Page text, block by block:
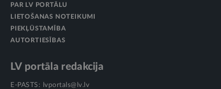
PAR LV PORTĀLU
LIETOŠANAS NOTEIKUMI
PIEKĻŪSTAMĪBA
AUTORTIESĪBAS
LV portāla redakcija
E-PASTS:
lvportals@lv.lv